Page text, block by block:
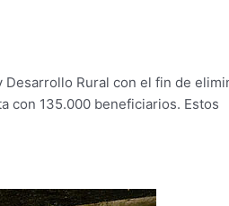
Desarrollo Rural con el fin de
con 135.000 beneficiarios. Estos